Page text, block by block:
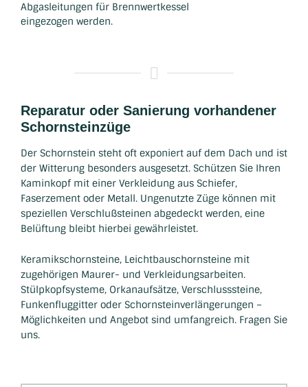
Abgasleitungen für Brennwertkessel
eingezogen werden.
Reparatur oder Sanierung vorhandener
Schornsteinzüge
Der Schornstein steht oft exponiert auf dem Dach und ist
der Witterung besonders ausgesetzt. Schützen Sie Ihren
Kaminkopf mit einer Verkleidung aus Schiefer,
Faserzement oder Metall. Ungenutzte Züge können mit
speziellen Verschlußsteinen abgedeckt werden, eine
Belüftung bleibt hierbei gewährleistet.
Keramikschornsteine, Leichtbauschornsteine mit
zugehörigen Maurer- und Verkleidungsarbeiten.
Stülpkopfsysteme, Orkanaufsätze, Verschlusssteine,
Funkenfluggitter oder Schornsteinverlängerungen –
Möglichkeiten und Angebot sind umfangreich. Fragen Sie
uns.